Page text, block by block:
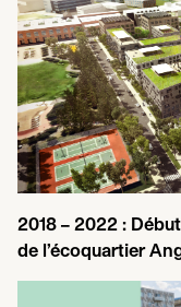
2018 – 2022 :
de l’écoquartier